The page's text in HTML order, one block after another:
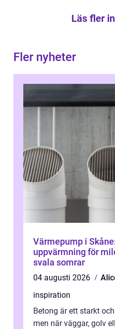
Läs fler
Fler nyheter
Värmepump i
uppvärmning för
svala somrar
04 augusti 2026
inspiration
Betong är ett starkt
men när väggar, golv